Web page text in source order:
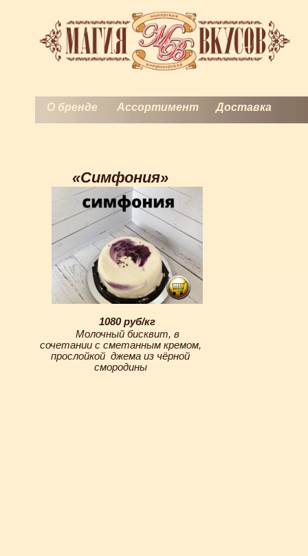
О бренде Ассортимент Доставка
«Симфония»
1080 руб/кг
Молочный бисквит, в
сочетании с сметанным кремом,
прослойкой джема из чёрной
смородины